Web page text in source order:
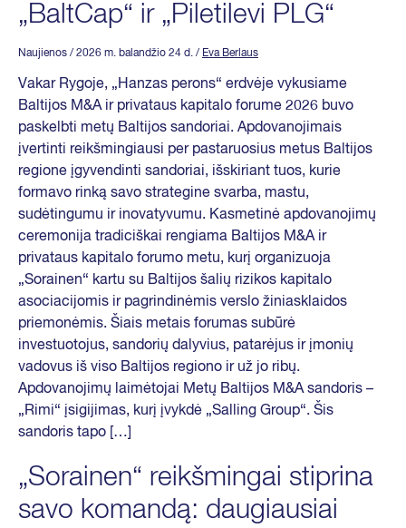
„BaltCap“ ir „Piletilevi PLG“
Naujienos / 2026 m. balandžio 24 d. / Eva Berlaus
Vakar Rygoje, „Hanzas perons“ erdvėje vykusiame
Baltijos M&A ir privataus kapitalo forume 2026 buvo
paskelbti metų Baltijos sandoriai. Apdovanojimais
įvertinti reikšmingiausi per pastaruosius metus Baltijos
regione įgyvendinti sandoriai, išskiriant tuos, kurie
formavo rinką savo strategine svarba, mastu,
sudėtingumu ir inovatyvumu. Kasmetinė apdovanojimų
ceremonija tradiciškai rengiama Baltijos M&A ir
privataus kapitalo forumo metu, kurį organizuoja
„Sorainen“ kartu su Baltijos šalių rizikos kapitalo
asociacijomis ir pagrindinėmis verslo žiniasklaidos
priemonėmis. Šiais metais forumas subūrė
investuotojus, sandorių dalyvius, patarėjus ir įmonių
vadovus iš viso Baltijos regiono ir už jo ribų.
Apdovanojimų laimėtojai Metų Baltijos M&A sandoris –
„Rimi“ įsigijimas, kurį įvykdė „Salling Group“. Šis
sandoris tapo […]
„Sorainen“ reikšmingai stiprina
savo komandą: daugiausiai